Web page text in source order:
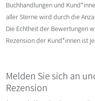
Buchhandlungen und
aller Sterne wird durch die
Die Echtheit der Bewertungen
Rezension der Kund*innen ist
Melden Sie sich an
Rezension